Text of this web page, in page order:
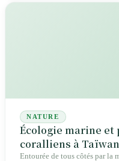
NATURE
Écologie marine
coralliens à Taïwan
Entourée de tous côtés par la